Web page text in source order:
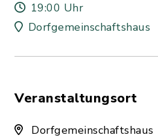
19:00 Uhr
Dorfgemeinschaftshaus
Veranstaltungsort
Dorfgemeinschaftshaus